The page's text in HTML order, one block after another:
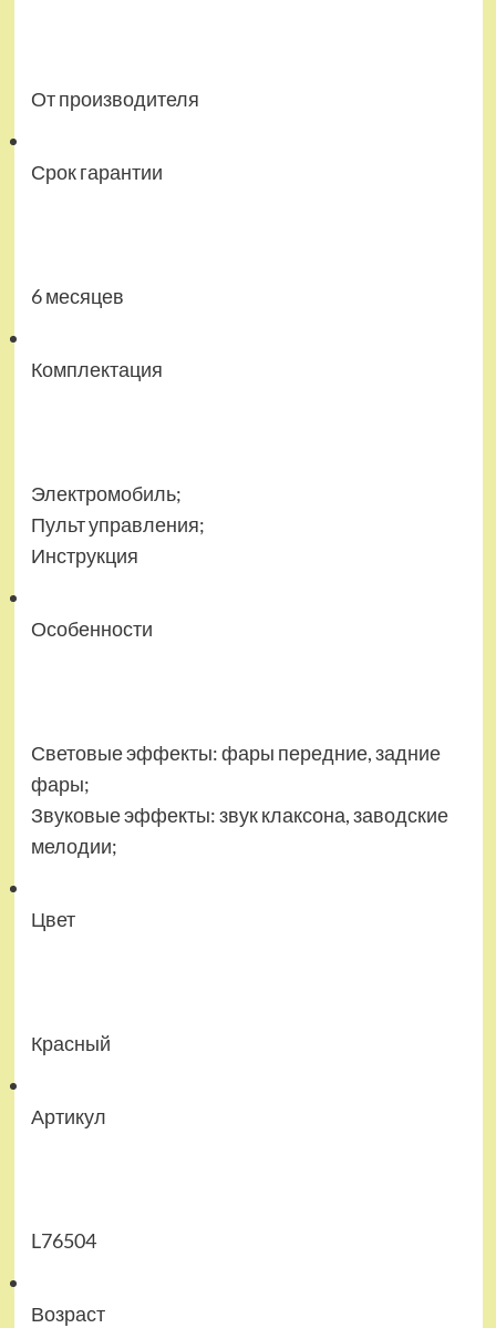
От производителя
Срок гарантии
6 месяцев
Комплектация
Электромобиль;
Пульт управления;
Инструкция
Особенности
Световые эффекты: фары передние, задние
фары;
Звуковые эффекты: звук клаксона, заводские
мелодии;
Цвет
Красный
Артикул
L76504
Возраст